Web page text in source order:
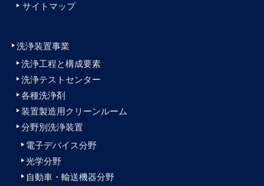
サイトマップ
洗浄装置事業
洗浄工程と構成要素
洗浄テストセンター
各種洗浄剤
装置製造用クリーンルーム
分野別洗浄装置
電子デバイス分野
光学分野
自動車・輸送機器分野